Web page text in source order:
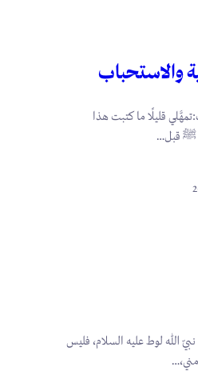
والاستحباب
قليلًا ما كتبت هذا
ﷺ قبل…
الله لوط عليه السلام، فليس